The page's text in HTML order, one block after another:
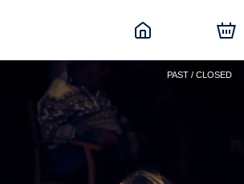
PAST / CLOSED